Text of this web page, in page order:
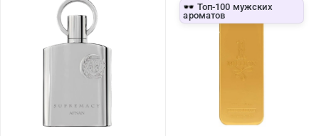
🕶️ Топ-100 мужских
ароматов